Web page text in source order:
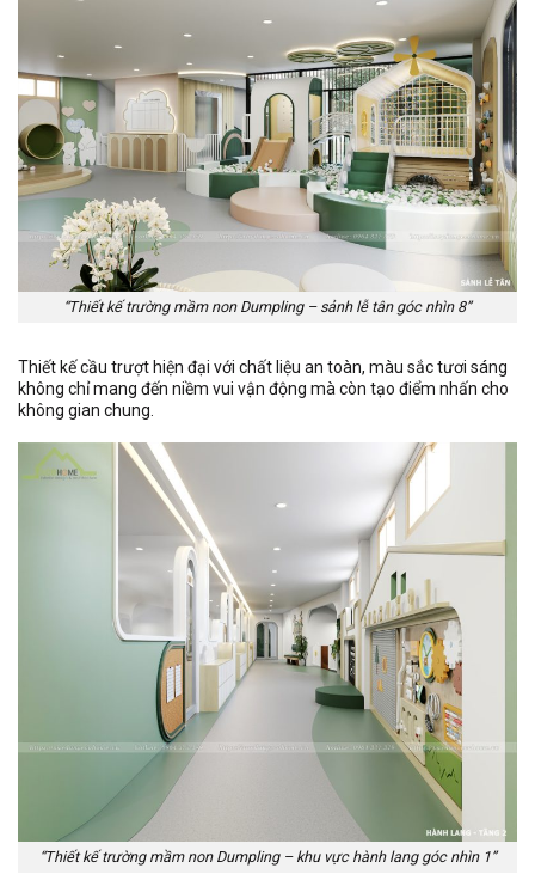
“Thiết kế trường mầm non Dumpling – sảnh lễ tân góc nhìn 8”
Thiết kế cầu trượt hiện đại với chất liệu an toàn, màu sắc tươi sáng
không chỉ mang đến niềm vui vận động mà còn tạo điểm nhấn cho
không gian chung.
“Thiết kế trường mầm non Dumpling – khu vực hành lang góc nhìn 1”